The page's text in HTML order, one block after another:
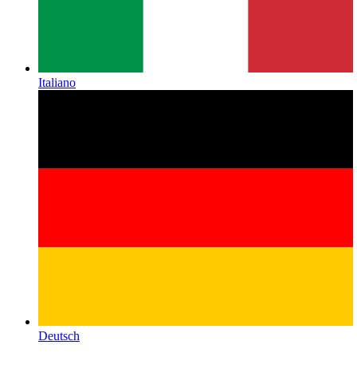
Italiano
Deutsch